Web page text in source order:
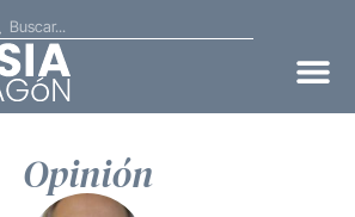
Opinión